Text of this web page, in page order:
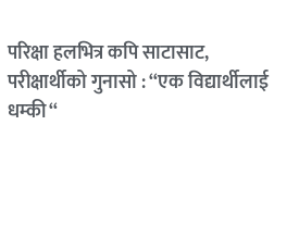
परिक्षा हलभित्र कपि साटासाट,
परीक्षार्थीको गुनासो : “एक विद्यार्थीलाई
धम्की “